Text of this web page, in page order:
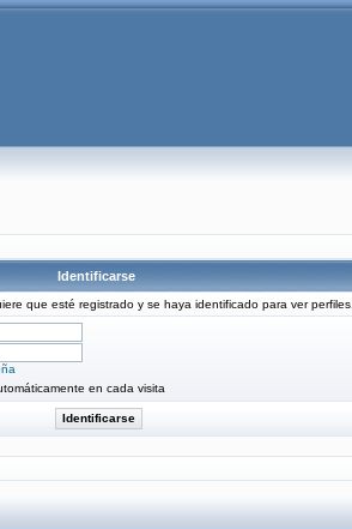
Identificarse
que esté registrado y se haya identificado para ver perfiles.
en cada visita